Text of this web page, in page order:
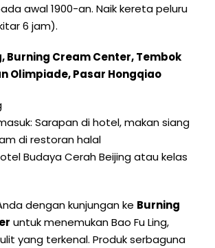
awal 1900-an. Naik kereta peluru
6 jam).
Burning Cream Center, Tembok
Olimpiade, Pasar Hongqiao
Sarapan di hotel, makan siang
di restoran halal
Budaya Cerah Beijing atau kelas
dengan kunjungan ke Burning
untuk menemukan Bao Fu Ling,
yang terkenal. Produk serbaguna